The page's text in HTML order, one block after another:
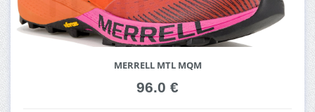
MERRELL MTL MQM
96.0 €